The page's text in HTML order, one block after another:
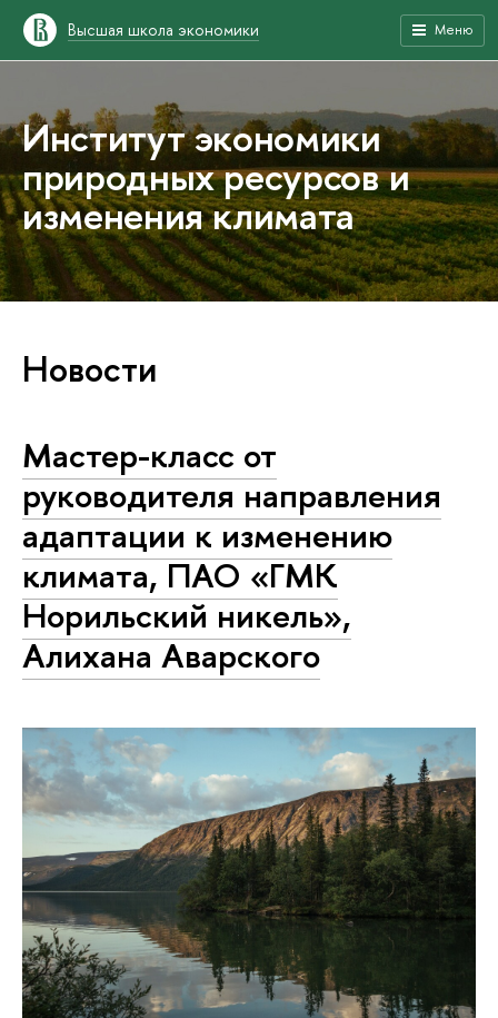
Высшая школа экономики Меню
Институт экономики
природных ресурсов и
изменения климата
Новости
Мастер-класс от
руководителя направления
адаптации к изменению
климата, ПАО «ГМК
Норильский никель»,
Алихана Аварского